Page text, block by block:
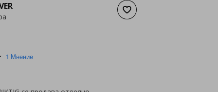
Добави към списъка с
5.01 Мнение